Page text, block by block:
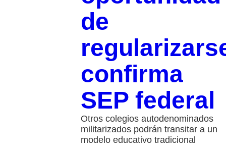
de
confirma
SEP federal
Otros colegios autodenominados
militarizados podrán transitar a un
modelo educativo tradicional